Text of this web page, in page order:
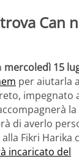
Can
mercoledì 15
per aiutarla a
impegnato
la
di averlo
Fikri Harika
incaricato del